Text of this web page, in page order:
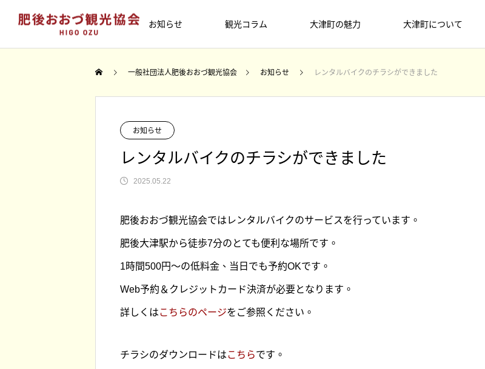
お知らせ 観光コラム 大津町の魅力 大津町について
イベント メディア掲載
【終了しました】2026年4月26日
（日） 大津つつじ祭りが開催されま
す！2026.03.16
【終了しました】DMOに関する講演
台湾のテレビ番組「日本學問大」で大
津町が紹介されました
2023.01.06
熊本県公式観光サイト「もっと、もー
と一日楽しめる旅のレポートが紹介さ
【終了しました】DMOに関する講演
2026.03.09
【終了しました】3月7日(土) 大津夜
終了しました【町内向け】大津町プレ
ミアム商品券を追加販売します
2025.11.01
column
大津町にあるワンピース・麦わらの一味「ゾ
泊
大津町。今でも素敵な宿泊施設が揃っ
ています。
遊
を動かしても良し！自然を満喫しても
一般社団法人肥後おおづ観光協会 お知らせ レンタルバイクのチラシができました
お知らせ
レンタルバイクのチラシができました
2025.05.22
肥後おおづ観光協会ではレンタルバイクのサービスを行っています。
肥後大津駅から徒歩7分のとても便利な場所です。
1時間500円〜の低料金、当日でも予約OKです。
Web予約＆クレジットカード決済が必要となります。
詳しくはこちらのページをご参照ください。
チラシのダウンロードはこちらです。